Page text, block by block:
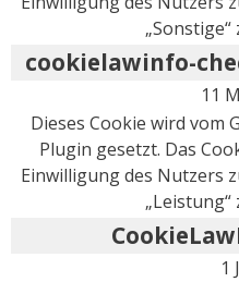
cookielawinfo-
11
Dieses Cookie wird vom
Plugin gesetzt. Das
Einwilligung des Nutzers
„Leistung“
1